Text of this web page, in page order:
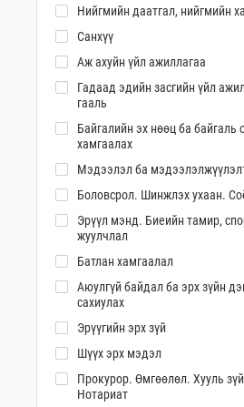
Нийгмийн даатгал, нийгмийн
Санхүү
Аж ахуйн үйл ажиллагаа
Гадаад эдийн засгийн үйл
гааль
Байгалийн эх нөөц ба байгаль
хамгаалах
Мэдээлэл ба
Боловсрол. Шинжлэх ухаан.
Эрүүл мэнд. Биеийн тамир,
жуулчлал
Батлан хамгаалал
Аюулгүй байдал ба эрх зүйн
сахиулах
Эрүүгийн эрх зүй
Шүүх эрх мэдэл
Прокурор. Өмгөөлөл. Хууль
Нотариат